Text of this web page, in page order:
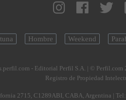
Hombre Weekend
- Editorial Perfil S.A. | © Perfil.com
Registro de Propiedad
2715, C1289ABI, CABA, Argentina | Tel: